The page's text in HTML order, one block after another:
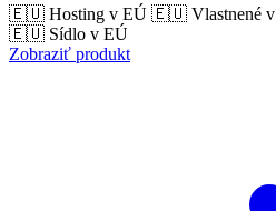
🇪🇺 Hosting v EÚ 🇪🇺 Vlastnené
🇪🇺 Sídlo v EÚ
Zobraziť produkt